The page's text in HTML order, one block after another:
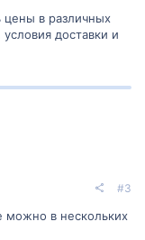
цены в различных
доставки и
#3
можно в нескольких